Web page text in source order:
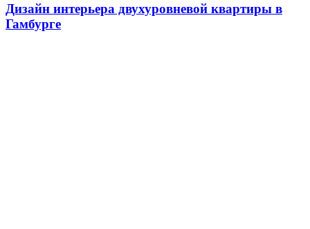
Дизайн интерьера двухуровневой квартиры в
Гамбурге